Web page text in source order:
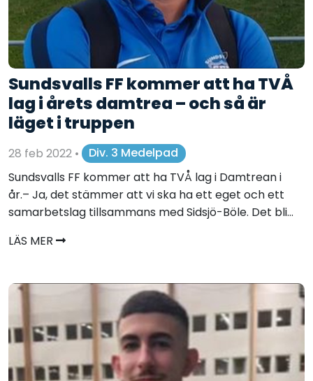
Sundsvalls FF kommer att ha TVÅ
lag i årets damtrea – och så är
läget i truppen
28 feb 2022 •
Div. 3 Medelpad
Sundsvalls FF kommer att ha TVÅ lag i Damtrean i
år.– Ja, det stämmer att vi ska ha ett eget och ett
samarbetslag tillsammans med Sidsjö-Böle. Det bli...
LÄS MER